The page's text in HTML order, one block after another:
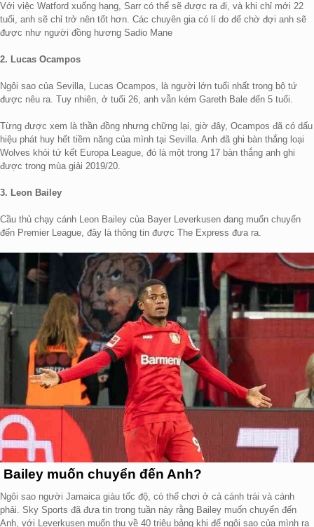
Với việc Watford xuống hạng, Sarr có thể sẽ được ra đi, và khi chỉ mới 22
tuổi, anh sẽ chỉ trở nên tốt hơn. Các chuyên gia có lí do để chờ đợi anh sẽ
được như người đồng hương Sadio Mane
2. Lucas Ocampos
Ngôi sao của Sevilla, Lucas Ocampos, là người lớn tuổi nhất trong bộ tứ
được nêu ra. Tuy nhiên, ở tuổi 26, anh vẫn kém Gareth Bale đến 5 tuổi.
Từng được xem là thần đồng nhưng chững lại, giờ đây, Ocampos đã có dấu
hiệu phát huy hết tiềm năng của mình tại Sevilla. Anh đã ghi bàn thắng loại
Wolves khỏi tứ kết Europa League, đó là một trong 17 bàn thắng anh ghi
được trong mùa giải 2019/20.
3. Leon Bailey
Cầu thủ chạy cánh Leon Bailey của Bayer Leverkusen đang muốn chuyển
đến Premier League, đây là thông tin được The Express đưa ra.
Bailey muốn chuyển đến Anh?
Ngôi sao người Jamaica giàu tốc độ, có thể chơi ở cả cánh trái và cánh
phải. Sky Sports đã đưa tin trong tuần này rằng Bailey muốn chuyển đến
Anh, với Leverkusen muốn thu về 40 triệu bảng khi để ngôi sao của mình ra